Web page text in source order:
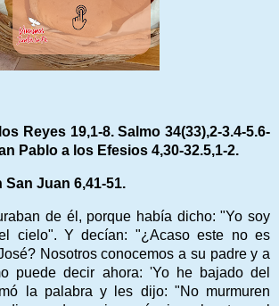
Reyes 19,1-8. Salmo 34(33),2-3.4-5.6-
Pablo a los Efesios 4,30-32.5,1-2.
Juan 6,41-51.
de él, porque había dicho: "Yo soy
cielo". Y decían: "¿Acaso este no es
Nosotros conocemos a su padre y a
puede decir ahora: 'Yo he bajado del
la palabra y les dijo: "No murmuren